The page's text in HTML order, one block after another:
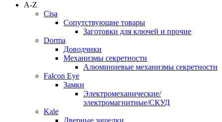
A-Z
Cisa
Сопутствующие товары
Заготовки для ключей и прочие
Dorma
Доводчики
Механизмы секретности
Алюминиевые механизмы секретности
Falcon Eye
Замки
Электромеханические/
электромагнитные/СКУД
Kale